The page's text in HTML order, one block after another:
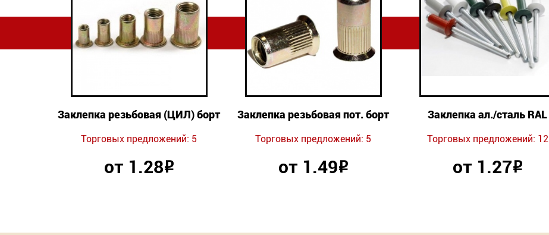
Заклепка резьбовая (ЦИЛ) борт
Торговых предложений: 5
от 1.28Р
Заклепка резьбовая пот. борт
Торговых предложений: 5
от 1.49Р
Заклепка ал./сталь RAL
Торговых предложений: 12
от 1.27Р